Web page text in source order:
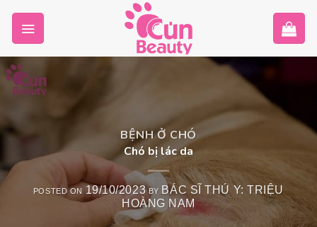
content
BỆNH Ở CHÓ
Chó bị lác da
POSTED ON 19/10/2023BY BÁC SĨ THÚ Y: TRIỆU
HOÀNG NAM